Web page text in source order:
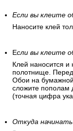
Если вы клеите
Наносите клей
Если вы клеите
Клей наносится и
полотнище. Перед
Обои на
сложите пополам
(точная цифра
Откуда